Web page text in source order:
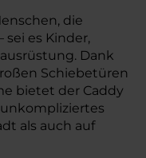
die
es Kinder,
Dank
Schiebetüren
bietet der Caddy
als auch auf